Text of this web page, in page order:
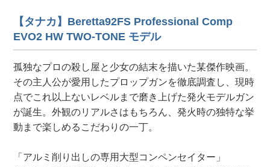
【タナカ】Beretta92FS Professional Comp
EVO2 HW TWO-TONE モデル
孤独なプロの殺し屋と少女の結末を描いた某傑作映画。
その主人公が愛用したプロップガンを徹底調査し、現時
点でこれ以上ないレベルまで磨き上げた発火モデルガン
が誕生。外観のリアルさはもちろん、発火時の独特な挙
動まで楽しめるこだわりの一丁。
「アルミ削り出しの専用大型コンペンセイター」